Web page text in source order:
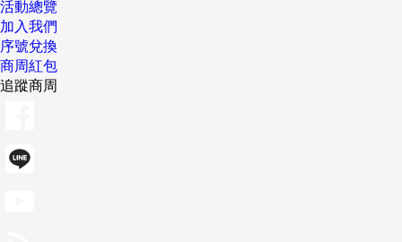
活動總覽
加入我們
序號兌換
商周紅包
追蹤商周